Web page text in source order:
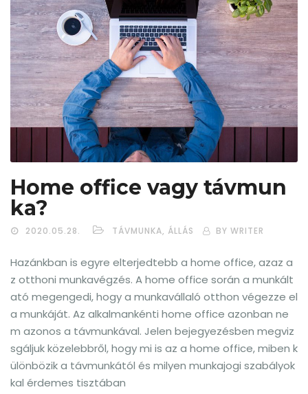
Home office vagy távmun
ka?
2020.05.28. TÁVMUNKA, ÁLLÁS BY WRITER
Hazánkban is egyre elterjedtebb a home office, azaz a
z otthoni munkavégzés. A home office során a munkált
ató megengedi, hogy a munkavállaló otthon végezze el
a munkáját. Az alkalmankénti home office azonban ne
m azonos a távmunkával. Jelen bejegyezésben megviz
sgáljuk közelebbről, hogy mi is az a home office, miben k
ülönbözik a távmunkától és milyen munkajogi szabályok
kal érdemes tisztában